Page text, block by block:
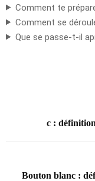
Comment te
Comment se
Que se passe-t-il
c :
Bouton blanc :